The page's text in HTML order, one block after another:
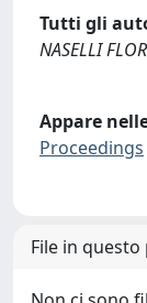
Tutti gli
NASELLI
Appare
Proceedings
File in